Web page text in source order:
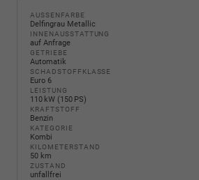
AUSSENFARBE
Delfingrau Metallic
INNENAUSSTATTUNG
auf Anfrage
GETRIEBE
Automatik
SCHADSTOFFKLASSE
Euro 6
LEISTUNG
110 kW (150 PS)
KRAFTSTOFF
Benzin
KATEGORIE
Kombi
KILOMETERSTAND
50 km
ZUSTAND
unfallfrei